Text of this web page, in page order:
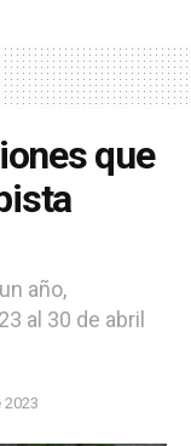
que
año,
al 30 de abril
2023